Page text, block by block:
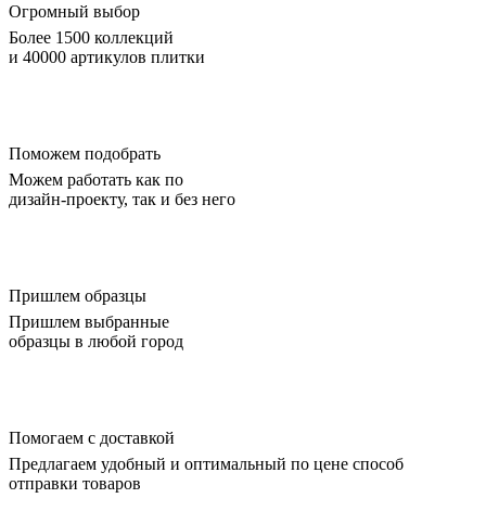
Огромный выбор
Более 1500 коллекций
и 40000 артикулов плитки
Поможем подобрать
Можем работать как по
дизайн-проекту, так и без него
Пришлем образцы
Пришлем выбранные
образцы в любой город
Помогаем с доставкой
Предлагаем удобный и оптимальный по цене способ
отправки товаров